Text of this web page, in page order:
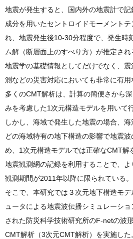
地震が発生すると、国内外の地震計で
成分を用いたセントロイドモーメント
れ、地震発生後10-30分程度で、発生時
ム解（断層面上のすべり方）が推定され
地震学の基礎情報としてだけでなく、
測などの災害対応においても非常に有用
多くのCMT解析は、計算の簡便さから
みを考慮した1次元構造モデルを用いて
しかし、海域で発生した地震の場合、
どの海域特有の地下構造の影響で地震
め、1次元構造モデルでは正確なCMT解
地震観測網の記録を利用することで、よ
観測期間が2011年以降に限られている。
そこで、本研究では３次元地下構造モ
ュータによる地震波伝播シミュレーシ
された防災科学技術研究所のF-netの波
CMT解析（3次元CMT解析）を実施した